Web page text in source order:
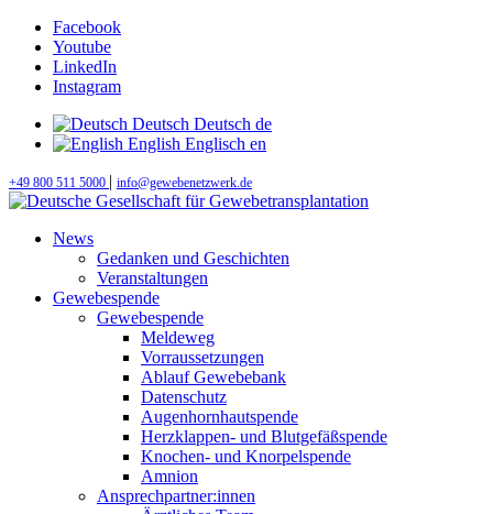
Facebook
Youtube
LinkedIn
Instagram
Deutsch Deutsch de
English Englisch en
+49 800 511 5000 | info@gewebenetzwerk.de
News
Gedanken und Geschichten
Veranstaltungen
Gewebespende
Gewebespende
Meldeweg
Vorraussetzungen
Ablauf Gewebebank
Datenschutz
Augenhornhautspende
Herzklappen- und Blutgefäßspende
Knochen- und Knorpelspende
Amnion
Ansprechpartner:innen